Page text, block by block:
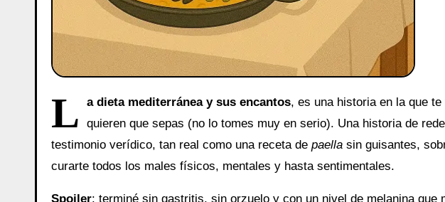
L a dieta mediterránea y sus encantos, es una historia en la que
quieren que sepas (no lo tomes muy en serio). Una historia de
testimonio verídico, tan real como una receta de paella sin guisantes,
curarte todos los males físicos, mentales y hasta sentimentales.
Spoiler: terminé sin gastritis, sin orzuelo y con un nivel de melanina que